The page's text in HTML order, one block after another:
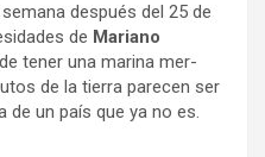
des­pués del 25 de
de Mariano
de tener una marina mer­
de la tie­rra pare­cen ser
de un país que ya no es.